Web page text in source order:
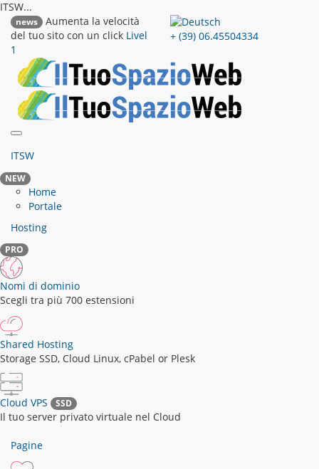
ITSW...
news
Aumenta la velocità
del tuo sito con un click Livel
1
+ (39) 06.45504334
ITSW
NEW
Home
Portale
Hosting
PRO
Nomi di dominio
Scegli tra più 700 estensioni
Shared Hosting
Storage SSD, Cloud Linux, cPabel or Plesk
Cloud VPS SSD
Il tuo server privato virtuale nel Cloud
Pagine